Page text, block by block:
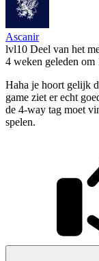
Ascanir
lvl10 Deel van het
4 weken geleden om
Haha je hoort gelijk
game ziet er echt
de 4-way tag moet
spelen.